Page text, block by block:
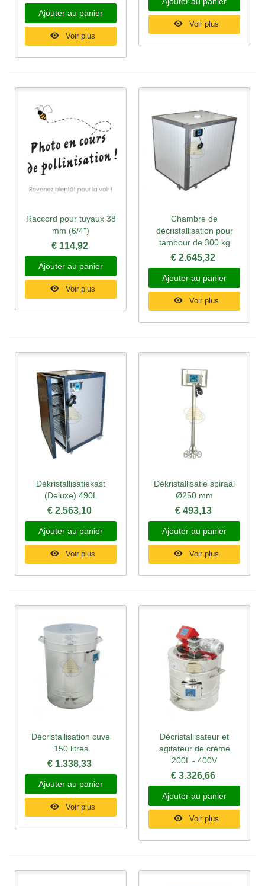
Ajouter au panier
Voir plus
Voir plus
Raccord pour tuyaux 38
mm (6/4")
€ 114,92
Ajouter au panier
Voir plus
Chambre de
décristallisation pour
tambour de 300 kg
€ 2.645,32
Ajouter au panier
Voir plus
Dékristallisatiekast
(Deluxe) 490L
€ 2.563,10
Ajouter au panier
Voir plus
Dékristallisatie spiraal
Ø250 mm
€ 493,13
Ajouter au panier
Voir plus
Décristallisation cuve
150 litres
€ 1.338,33
Ajouter au panier
Voir plus
Décristallisateur et
agitateur de crème
200L - 400V
€ 3.326,66
Ajouter au panier
Voir plus